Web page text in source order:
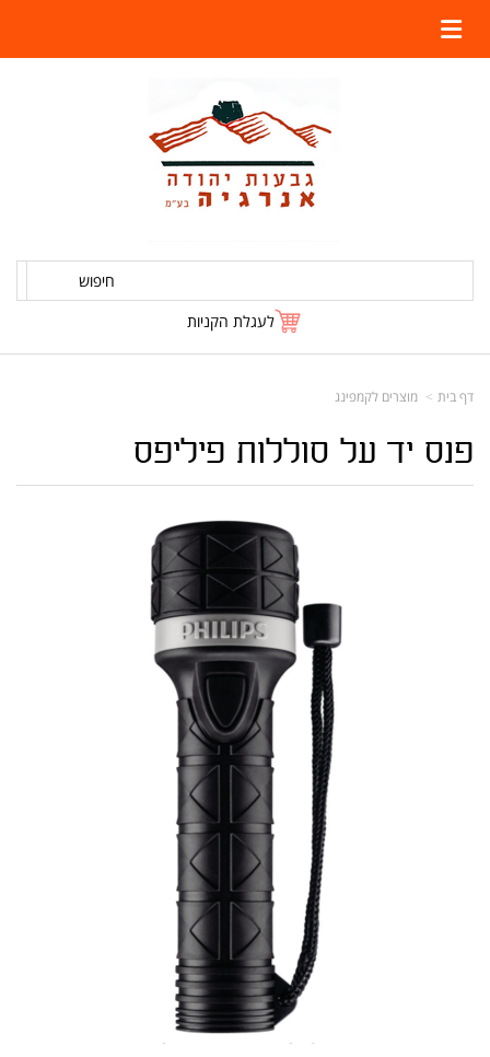
חיפוש
לעגלת הקניות
דף בית מוצרים לקמפינג
פנס יד על סוללות פיליפס